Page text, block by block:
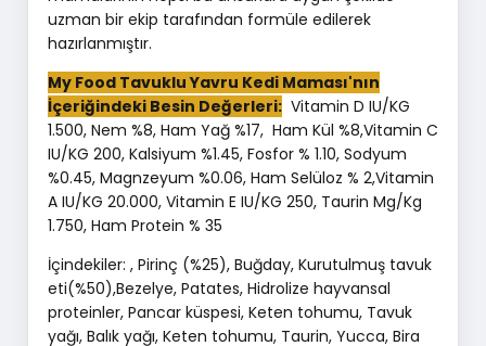
uzman bir ekip tarafından formüle edilerek
hazırlanmıştır.
My Food Tavuklu Yavru Kedi Maması'nın
İçeriğindeki Besin Değerleri:Vitamin D IU/KG
1.500, Nem %8, Ham Yağ %17, Ham Kül %8,Vitamin C
IU/KG 200, Kalsiyum %1.45, Fosfor % 1.10, Sodyum
%0.45, Magnzeyum %0.06, Ham Selüloz % 2,Vitamin
A IU/KG 20.000, Vitamin E IU/KG 250, Taurin Mg/Kg
1.750, Ham Protein % 35
İçindekiler: , Pirinç (%25), Buğday, Kurutulmuş tavuk
eti(%50),Bezelye, Patates, Hidrolize hayvansal
proteinler, Pancar küspesi, Keten tohumu, Tavuk
yağı, Balık yağı, Keten tohumu, Taurin, Yucca, Bira